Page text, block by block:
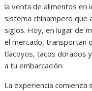
la venta de alimentos en
sistema chinampero que
siglos. Hoy, en lugar de
el mercado, transportan
tlacoyos, tacos dorados
a tu embarcación.
La experiencia comienza